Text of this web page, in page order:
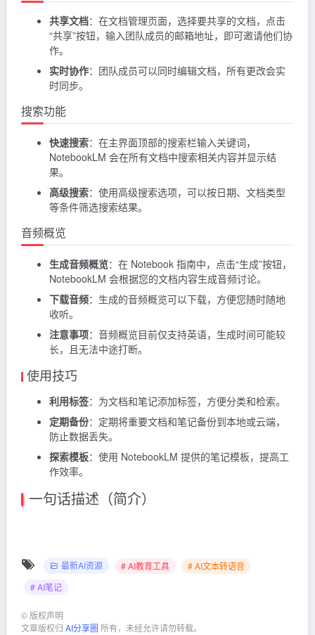
共享文档：在文档管理页面，选择要共享的文档，点击
“共享”按钮，输入团队成员的邮箱地址，即可邀请他们协
作。
实时协作：团队成员可以同时编辑文档，所有更改会实
时同步。
搜索功能
快速搜索：在主界面顶部的搜索栏输入关键词，
NotebookLM 会在所有文档中搜索相关内容并显示结
果。
高级搜索：使用高级搜索选项，可以按日期、文档类型
等条件筛选搜索结果。
音频概览
生成音频概览：在 Notebook 指南中，点击“生成”按钮，
NotebookLM 会根据您的文档内容生成音频讨论。
下载音频：生成的音频概览可以下载，方便您随时随地
收听。
注意事项：音频概览目前仅支持英语，生成时间可能较
长，且无法中途打断。
使用技巧
利用标签：为文档和笔记添加标签，方便分类和检索。
定期备份：定期将重要文档和笔记备份到本地或云端，
防止数据丢失。
探索模板：使用 NotebookLM 提供的笔记模板，提高工
作效率。
一句话描述（简介）
最新AI资源 # AI教育工具
# AI文本转语音
# AI笔记
© 版权声明
文章版权归 AI分享圈 所有，未经允许请勿转载。